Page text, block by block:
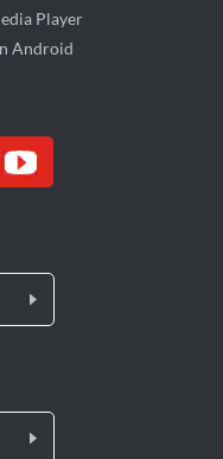
Player
Android